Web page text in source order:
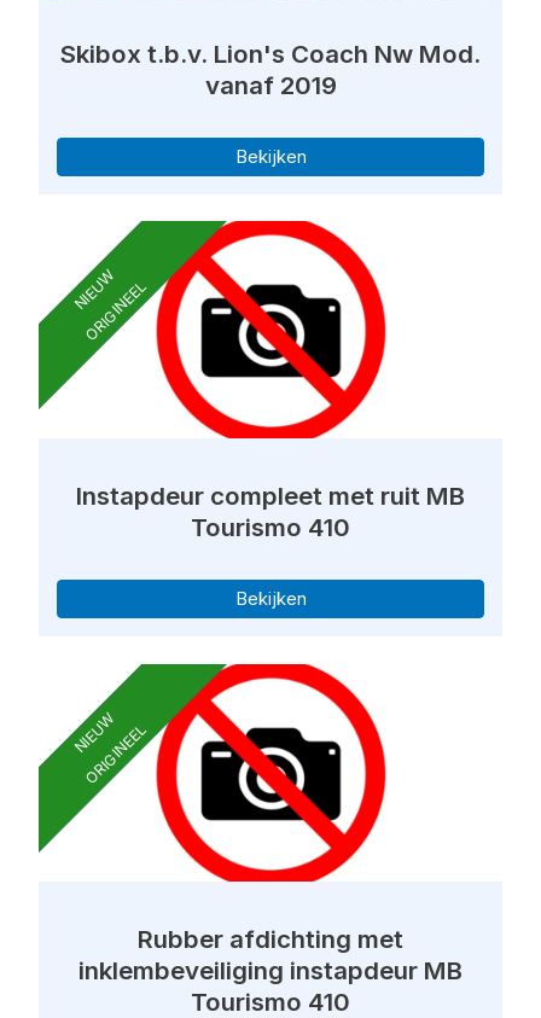
Skibox t.b.v. Lion's Coach Nw Mod.
vanaf 2019
Bekijken
NIEUW
ORIGINEEL
Instapdeur compleet met ruit MB
Tourismo 410
Bekijken
NIEUW
ORIGINEEL
Rubber afdichting met
inklembeveiliging instapdeur MB
Tourismo 410